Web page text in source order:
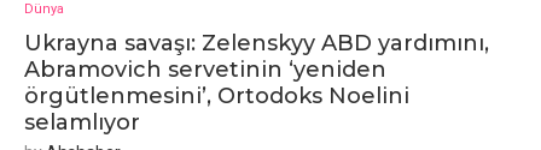
Dünya
Ukrayna savaşı: Zelenskyy ABD yardımını,
Abramovich servetinin ‘yeniden
örgütlenmesini’, Ortodoks Noelini
selamlıyor